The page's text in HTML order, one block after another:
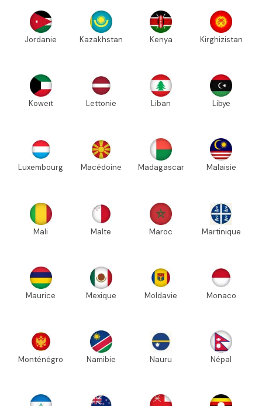
Jordanie Kazakhstan Kenya Kirghizistan
Koweït Lettonie Liban Libye
Luxembourg Macédoine Madagascar Malaisie
Mali Malte Maroc Martinique
Maurice Mexique Moldavie Monaco
Monténégro Namibie Nauru Népal